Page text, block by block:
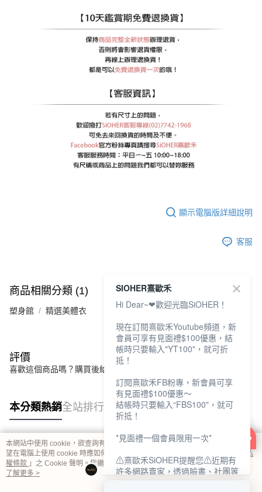
顯示電腦版詳細說明
客服
商品相關分類 (1)
塑身館 精選美體衣
評價
喜歡這個商品嗎？購買後給他一個好評吧
本分類熱銷全站排行
熱門標籤
本網站中使用 cookie，欲查詢有關本網站使用 cookie 方式之詳情，及若您不希
望在電腦上使用 cookie 時應如何變更電腦的 cookie 設定，請參閱本網站「
隱私
權條款 」之 Cookie 聲明。您繼續使用本網站即表示您同意本公司得按本網站使
用條款之 Cookie 聲明使用 cookie。
了解更多 >
SIOHER熹歐禾
Hi Dear~❤歡迎光臨SiOHER！
現在訂閱熹歐禾Youtube頻道，新
會員可享有見面禮$100優惠，結
帳時只要輸入"YT100"，就可折
抵！
訂閱熹歐禾FB粉專，新會員可享
有見面禮$100優惠～
結帳時只要輸入“FBS100"，就可
折抵！
*見面禮一個會員限用一次*
⚠熹歐禾SiOHER提醒您⚠近期有
許多網路賣家，透過臉書、社團等